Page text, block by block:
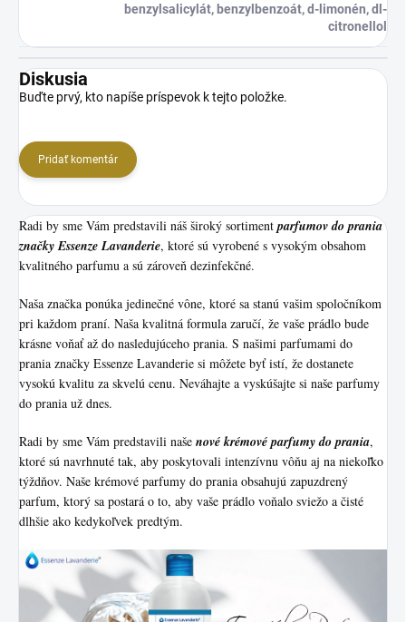
benzylsalicylát, benzylbenzoát, d-limonén, dl-
citronellol
Diskusia
Buďte prvý, kto napíše príspevok k tejto položke.
Pridať komentár
Radi by sme Vám predstavili náš široký sortimentparfumov do prania
značky Essenze Lavanderie, ktoré sú vyrobené s vysokým obsahom
kvalitného parfumu a sú zároveň dezinfekčné.
Naša značka ponúka jedinečné vône, ktoré sa stanú vašim spoločníkom
pri každom praní. Naša kvalitná formula zaručí, že vaše prádlo bude
krásne voňať až do nasledujúceho prania. S našimi parfumami do
prania značky Essenze Lavanderie si môžete byť istí, že dostanete
vysokú kvalitu za skvelú cenu. Neváhajte a vyskúšajte si naše parfumy
do prania už dnes.
Radi by sme Vám predstavili naše nové krémové parfumy do prania,
ktoré sú navrhnuté tak, aby poskytovali intenzívnu vôňu aj na niekoľko
týždňov. Naše krémové parfumy do prania obsahujú zapuzdrený
parfum, ktorý sa postará o to, aby vaše prádlo voňalo sviežo a čisté
dlhšie ako kedykoľvek predtým.